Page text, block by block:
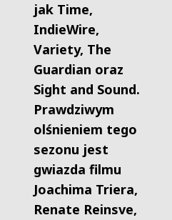
jak Time,
IndieWire,
Variety, The
Guardian oraz
Sight and Sound.
Prawdziwym
olśnieniem tego
sezonu jest
gwiazda filmu
Joachima Triera,
Renate Reinsve,